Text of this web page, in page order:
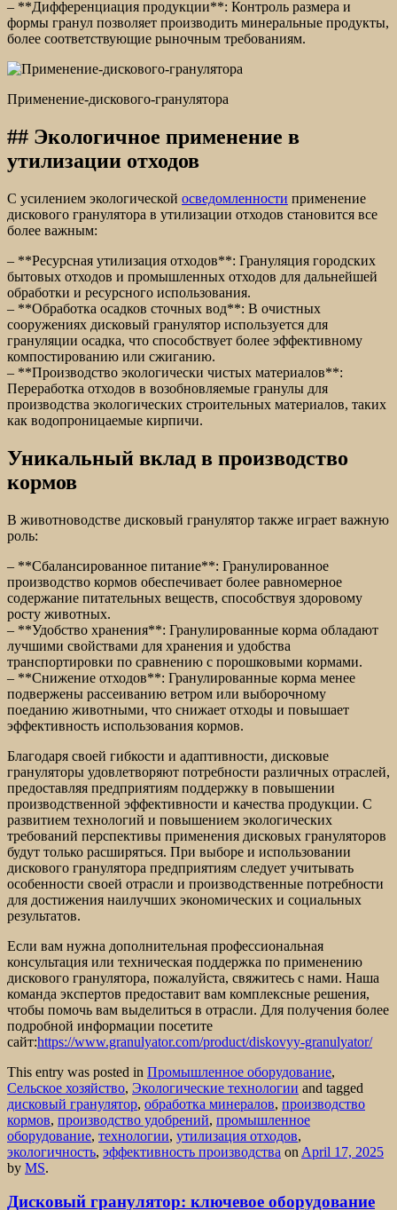
– **Дифференциация продукции**: Контроль размера и
формы гранул позволяет производить минеральные продукты,
более соответствующие рыночным требованиям.
Применение-дискового-гранулятора
## Экологичное применение в
утилизации отходов
С усилением экологической осведомленности применение
дискового гранулятора в утилизации отходов становится все
более важным:
– **Ресурсная утилизация отходов**: Грануляция городских
бытовых отходов и промышленных отходов для дальнейшей
обработки и ресурсного использования.
– **Обработка осадков сточных вод**: В очистных
сооружениях дисковый гранулятор используется для
грануляции осадка, что способствует более эффективному
компостированию или сжиганию.
– **Производство экологически чистых материалов**:
Переработка отходов в возобновляемые гранулы для
производства экологических строительных материалов, таких
как водопроницаемые кирпичи.
Уникальный вклад в производство
кормов
В животноводстве дисковый гранулятор также играет важную
роль:
– **Сбалансированное питание**: Гранулированное
производство кормов обеспечивает более равномерное
содержание питательных веществ, способствуя здоровому
росту животных.
– **Удобство хранения**: Гранулированные корма обладают
лучшими свойствами для хранения и удобства
транспортировки по сравнению с порошковыми кормами.
– **Снижение отходов**: Гранулированные корма менее
подвержены рассеиванию ветром или выборочному
поеданию животными, что снижает отходы и повышает
эффективность использования кормов.
Благодаря своей гибкости и адаптивности, дисковые
грануляторы удовлетворяют потребности различных отраслей,
предоставляя предприятиям поддержку в повышении
производственной эффективности и качества продукции. С
развитием технологий и повышением экологических
требований перспективы применения дисковых грануляторов
будут только расширяться. При выборе и использовании
дискового гранулятора предприятиям следует учитывать
особенности своей отрасли и производственные потребности
для достижения наилучших экономических и социальных
результатов.
Если вам нужна дополнительная профессиональная
консультация или техническая поддержка по применению
дискового гранулятора, пожалуйста, свяжитесь с нами. Наша
команда экспертов предоставит вам комплексные решения,
чтобы помочь вам выделиться в отрасли. Для получения более
подробной информации посетите
сайт:https://www.granulyator.com/product/diskovyy-granulyator/
This entry was posted in Промышленное оборудование,
Сельское хозяйство, Экологические технологии and tagged
дисковый гранулятор, обработка минералов, производство
кормов, производство удобрений, промышленное
оборудование, технологии, утилизация отходов,
экологичность, эффективность производства on April 17, 2025
by MS.
Дисковый гранулятор: ключевое оборудование